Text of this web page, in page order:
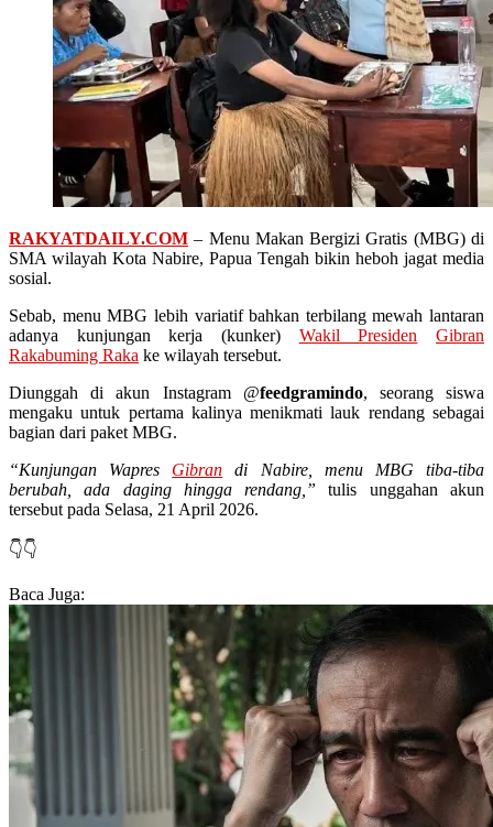
RAKYATDAILY.COM – Menu Makan Bergizi Gratis (MBG) di
SMA wilayah Kota Nabire, Papua Tengah bikin heboh jagat media
sosial.
Sebab, menu MBG lebih variatif bahkan terbilang mewah lantaran
adanya kunjungan kerja (kunker) Wakil Presiden
Gibran
Rakabuming Raka ke wilayah tersebut.
Diunggah di akun Instagram @feedgramindo, seorang siswa
mengaku untuk pertama kalinya menikmati lauk rendang sebagai
bagian dari paket MBG.
“Kunjungan Wapres Gibran di Nabire, menu MBG tiba-tiba
berubah, ada daging hingga rendang,” tulis unggahan akun
tersebut pada Selasa, 21 April 2026.
👇👇
Baca Juga: